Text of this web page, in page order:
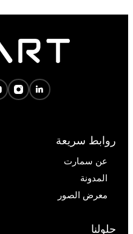
روابط سريعة
عن سمارت
المدونة
معرض الصور
حلولنا